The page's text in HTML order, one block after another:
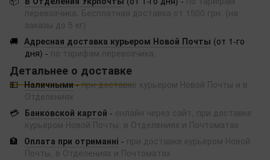
перевозчика. Бесплатная доставка от 1500 грн. (на
заказы до 5 кг)
🚚 Адресная доставка курьером Новой Почты (от 1-го
дня) - по тарифам перевозчика.
Детальнее о доставке
💵 Наличными-при доставке курьером Новой Почты и в
Отделениях
💳 Банковской картой - онлайн через сайт, при доставке
курьером Новой Почты, в Отделениях и Почтоматах
🏦
Оплата при отриманні - при доставке курьером Новой
Почты, в Отделениях и Почтоматах